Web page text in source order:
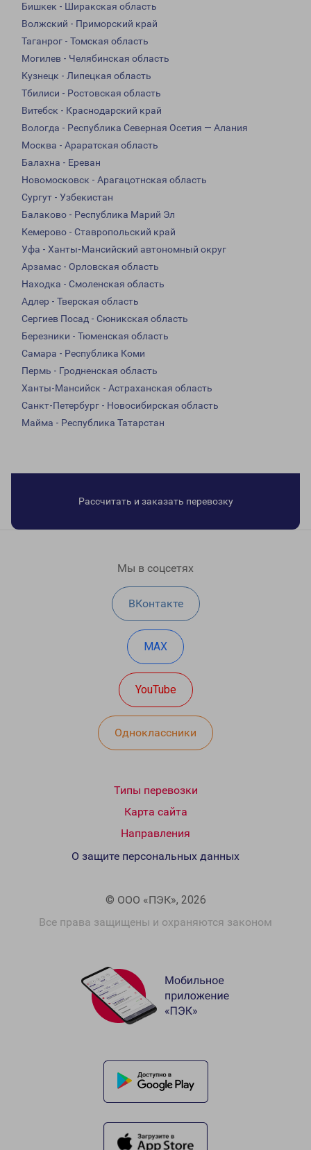
Бишкек - Ширакская область
Волжский - Приморский край
Таганрог - Томская область
Могилев - Челябинская область
Кузнецк - Липецкая область
Тбилиси - Ростовская область
Витебск - Краснодарский край
Вологда - Республика Северная Осетия — Алания
Москва - Араратская область
Балахна - Ереван
Новомосковск - Арагацотнская область
Сургут - Узбекистан
Балаково - Республика Марий Эл
Кемерово - Ставропольский край
Уфа - Ханты-Мансийский автономный округ
Арзамас - Орловская область
Находка - Смоленская область
Адлер - Тверская область
Сергиев Посад - Сюникская область
Березники - Тюменская область
Самара - Республика Коми
Пермь - Гродненская область
Ханты-Мансийск - Астраханская область
Санкт-Петербург - Новосибирская область
Майма - Республика Татарстан
Рассчитать и заказать перевозку
Мы в соцсетях
ВКонтакте
MAX
YouTube
Одноклассники
Типы перевозки
Карта сайта
Направления
© ООО «ПЭК», 2026
Все права защищены и охраняются законом
О защите персональных данных